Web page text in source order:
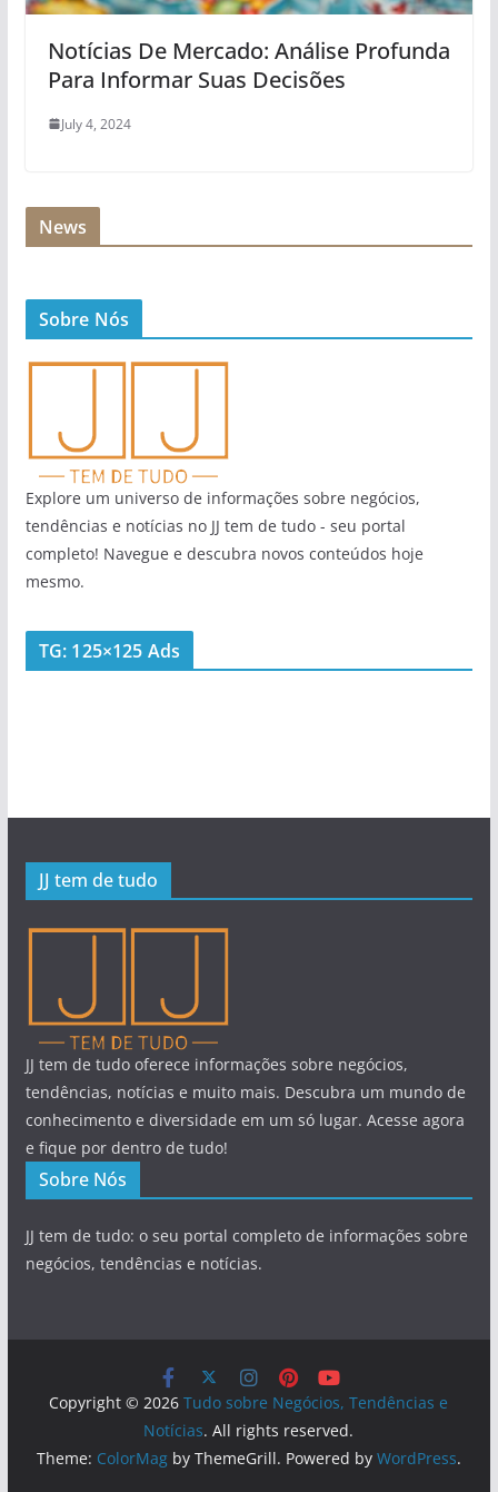
Notícias De Mercado: Análise Profunda
Para Informar Suas Decisões
July 4, 2024
News
Sobre Nós
Explore um universo de informações sobre negócios,
tendências e notícias no JJ tem de tudo - seu portal
completo! Navegue e descubra novos conteúdos hoje
mesmo.
TG: 125×125 Ads
JJ tem de tudo
JJ tem de tudo oferece informações sobre negócios,
tendências, notícias e muito mais. Descubra um mundo de
conhecimento e diversidade em um só lugar. Acesse agora
e fique por dentro de tudo!
Sobre Nós
JJ tem de tudo: o seu portal completo de informações sobre
negócios, tendências e notícias.
Copyright © 2026Tudo sobre Negócios, Tendências e
Notícias. All rights reserved.
Theme: ColorMagby ThemeGrill. Powered by WordPress.